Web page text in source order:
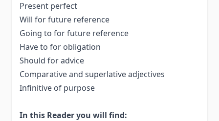
Present perfect
Will for future reference
Going to for future reference
Have to for obligation
Should for advice
Comparative and superlative adjectives
Infinitive of purpose
In this Reader you will find: